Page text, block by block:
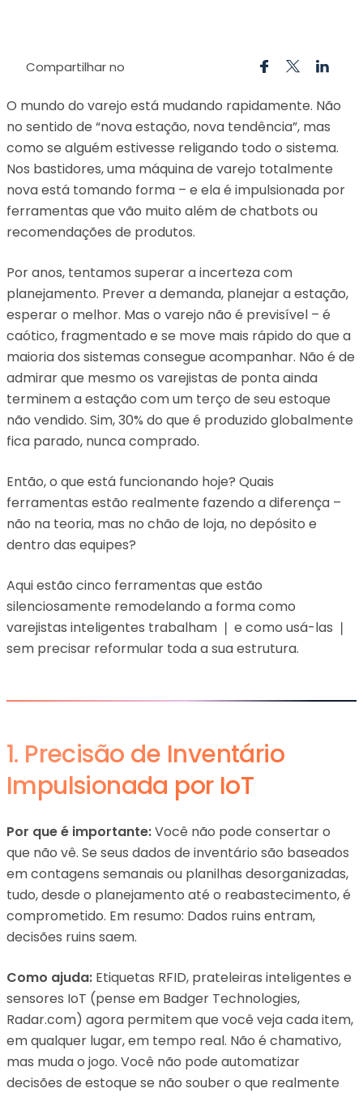
Compartilhar no
O mundo do varejo está mudando rapidamente. Não
no sentido de “nova estação, nova tendência”, mas
como se alguém estivesse religando todo o sistema.
Nos bastidores, uma máquina de varejo totalmente
nova está tomando forma – e ela é impulsionada por
ferramentas que vão muito além de chatbots ou
recomendações de produtos.
Por anos, tentamos superar a incerteza com
planejamento. Prever a demanda, planejar a estação,
esperar o melhor. Mas o varejo não é previsível – é
caótico, fragmentado e se move mais rápido do que a
maioria dos sistemas consegue acompanhar. Não é de
admirar que mesmo os varejistas de ponta ainda
terminem a estação com um terço de seu estoque
não vendido. Sim, 30% do que é produzido globalmente
fica parado, nunca comprado.
Então, o que está funcionando hoje? Quais
ferramentas estão realmente fazendo a diferença –
não na teoria, mas no chão de loja, no depósito e
dentro das equipes?
Aqui estão cinco ferramentas que estão
silenciosamente remodelando a forma como
varejistas inteligentes trabalham ❘ e como usá-las ❘
sem precisar reformular toda a sua estrutura.
1. Precisão de Inventário
Impulsionada por IoT
Por que é importante:Você não pode consertar o
que não vê. Se seus dados de inventário são baseados
em contagens semanais ou planilhas desorganizadas,
tudo, desde o planejamento até o reabastecimento, é
comprometido. Em resumo: Dados ruins entram,
decisões ruins saem.
Como ajuda: Etiquetas RFID, prateleiras inteligentes e
sensores IoT (pense em Badger Technologies,
Radar.com) agora permitem que você veja cada item,
em qualquer lugar, em tempo real. Não é chamativo,
mas muda o jogo. Você não pode automatizar
decisões de estoque se não souber o que realmente